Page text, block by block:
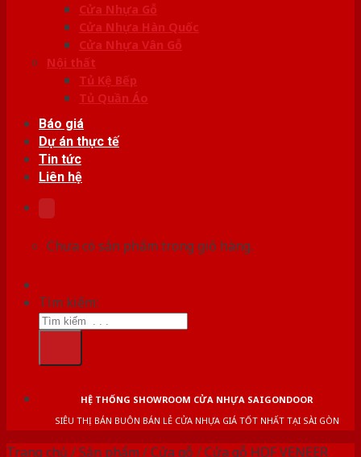
Cửa Nhựa Gỗ
Cửa Nhựa Hàn Quốc
Cửa Nhựa Vân Gỗ
Nội thất
Tủ Kệ Bếp
Tủ Quần Áo
Báo giá
Dự án thực tế
Tin tức
Liên hệ
Chưa có sản phẩm trong giỏ hàng.
Tìm kiếm:
HỆ THỐNG SHOWROOM CỬA NHỰA SAIGONDOOR
SIÊU THỊ BÁN BUÔN BÁN LẺ CỬA NHỰA GIÁ TỐT NHẤT TẠI SÀI GÒN
Trang chủ /Sản phẩm /Cửa gỗ /Cửa gỗ HDF VENEER